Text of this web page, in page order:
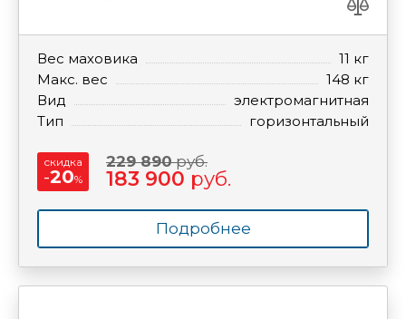
Вес маховика
11 кг
Макс. вес
148 кг
Вид
электромагнитная
Тип
горизонтальный
скидка
-20%
229 890руб.
183 900 руб.
Подробнее